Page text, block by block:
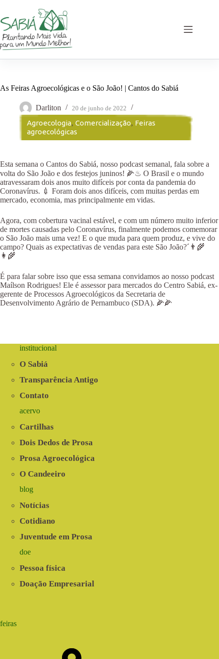
o
conteúdo
As Feiras Agroecológicas e o São João! | Cantos do Sabiá
Darliton 20 de junho de 2022
Agroecologia, Comercialização, Feiras
agroecológicas
Esta semana o Cantos do Sabiá, nosso podcast semanal, fala sobre a
volta do São João e dos festejos juninos! 🌽♨ O Brasil e o mundo
atravessaram dois anos muito difíceis por conta da pandemia do
Coronavírus. 💉 Foram dois anos difíceis, com muitas perdas em
mercado, economia, mas principalmente em vidas.
Agora, com cobertura vacinal estável, e com um número muito inferior
de mortes causadas pelo Coronavírus, finalmente podemos comemorar
o São João mais uma vez! E o que muda para quem produz, e vive do
campo? Quais as expectativas de vendas para este São João?´👨‍🌾
👩‍🌾
É para falar sobre isso que essa semana convidamos ao nosso podcast
Maílson Rodrigues! Ele é assessor para mercados do Centro Sabiá, ex-
gerente de Processos Agroecológicos da Secretaria de
Desenvolvimento Agrário de Pernambuco (SDA). 🌽🌽
institucional
O Sabiá
Transparência Antigo
Contato
acervo
Cartilhas
Dois Dedos de Prosa
Prosa Agroecológica
O Candeeiro
blog
Notícias
Cotidiano
Juventude em Prosa
doe
Pessoa física
Doação Empresarial
feiras